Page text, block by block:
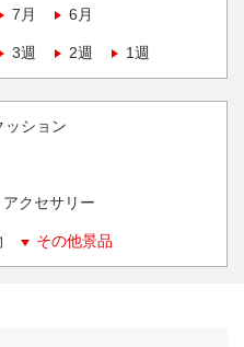
7月 6月
3週 2週 1週
ッション
クセサリー
その他景品